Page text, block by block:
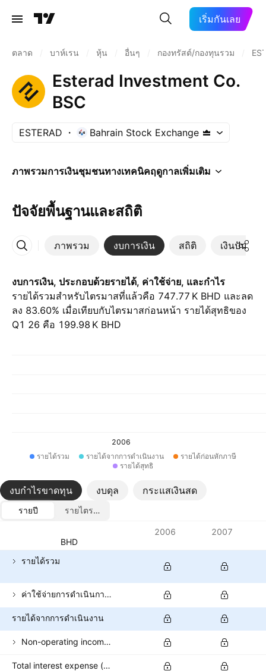
เริ่มกันเลย
ตลาด บาห์เรน หุ้น อื่นๆ กองทรัสต์/กองทุนรวม
Esterad Investment Co.
BSC
ESTERAD Bahrain Stock Exchange
ภาพรวมการเงินชุมชนทางเทคนิคฤดูกาลเพิ่มเติม
ปัจจัยพื้นฐานและสถิติ
ภาพรวม งบการเงิน สถิติ เงินปันผล
เพิ่มเติม
งบการเงิน, ประกอบด้วยรายได้, ค่าใช้จ่าย, และกำไร
รายได้รวมสำหรับไตรมาสที่แล้วคือ ‪747.77 K‬ BHD และลด
ลง 83.60% เมื่อเทียบกับไตรมาสก่อนหน้า รายได้สุทธิของ
Q1 26 คือ ‪199.98 K‬ BHD
2006
รายได้รวม
รายได้จากการดำเนินงาน
รายได้ก่อนหักภาษี
รายได้สุทธิ
งบกำไรขาดทุน งบดุล กระแสเงินสด
รายปี
รายไตรมาส
สกุลเงิน: BHD
2006 2007
รายได้รวม
ค่าใช้จ่ายการดำเนินการทั้งหมด
รายได้จากการดำเนินงาน
Non-operating income (excl. interest expenses)
Total interest expense (banks)